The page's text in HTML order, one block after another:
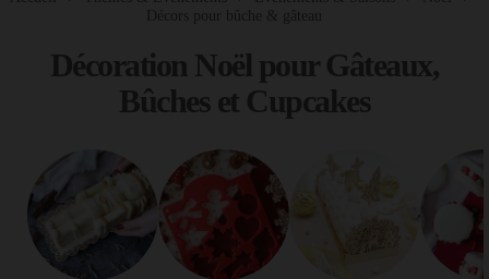
Décors pour bûche & gâteau
Décoration Noël pour Gâteaux,
Bûches et Cupcakes